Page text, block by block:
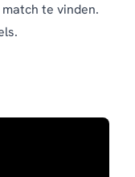
te vinden.